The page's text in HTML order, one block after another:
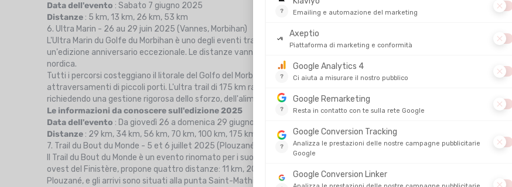
Data dell'evento : Sabato 7 giugno 2025
Distanze : 5 km, 13 km, 26 km, 53 km
6. Ultra Marin - 26 au 29 juin 2025 (Vannes, Morbihan)
L'Ultra Marin du Golfe du Morbihan è uno degli eventi trail più emblematici di Francia. Festeggia quest'anno i suoi 20 anni con
un'edizione anniversario eccezionale. Le distanze vanno dai 29 km ai 175 km, con anche una staffetta e una camminata
nordica.
Tutti i percorsi costeggiano il litorale del Golfo del Morbihan, alternando spiagge, sentieri costieri, tratti urbani e
attraversamenti di piccoli porti. L'ultra trail di 175 km rappresenta una sfida importante per i corridori delle lunghe distanze,
richiedendo una gestione rigorosa dello sforzo, dell'alimentazione e del sonno.
Le informazioni da conoscere sull'edizione 2025
Data dell'evento : Da giovedì 26 a domenica 29 giugno 2025
Distanze : 29 km, 34 km, 56 km, 70 km, 100 km, 175 km
7. Trail du Bout du Monde - 5 et 6 juillet 2025 (Plouzané, Finistère)
Il Trail du Bout du Monde è un evento rinomato per i suoi paesaggi spettacolari e l'alta affluenza. Organizzato sulla costa
ovest del Finistère, propone quattro distanze: 11 km, 20 km, 37 km e 57 km. Le partenze avvengono dal velodromo di
Plouzané, e gli arrivi sono situati alla punta Saint-Mathieu, sito mitico affacciato sull'oceano Atlantico.